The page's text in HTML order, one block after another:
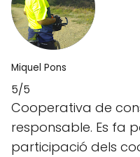
Miquel Pons
5/5
Cooperativa de
responsable. Es fa
participació dels